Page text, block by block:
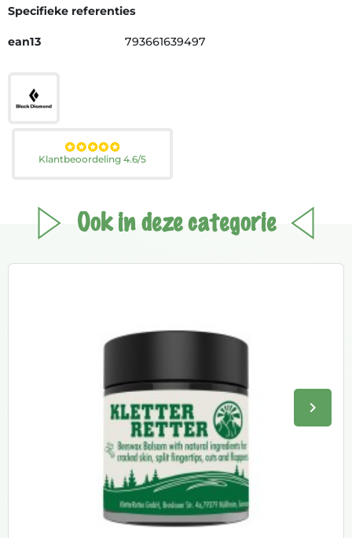
Specifieke referenties
ean13 793661639497
Klantbeoordeling 4.6/5
Ook in deze categorie
keyboard_arrow_right